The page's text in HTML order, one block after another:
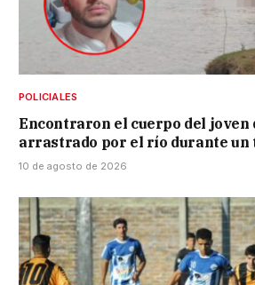
POLICIALES
Encontraron el cuerpo del joven
arrastrado por el río durante un
10 de agosto de 2026